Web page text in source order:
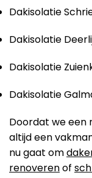
Dakisolatie
Dakisolatie
Dakisolatie
Dakisolatie
Doordat we een
altijd een
nu gaat om
renoverenof